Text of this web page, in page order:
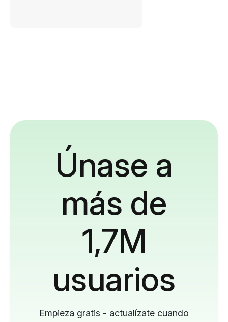
Únase a
más de
1,7M
usuarios
Empieza gratis - actualízate cuando